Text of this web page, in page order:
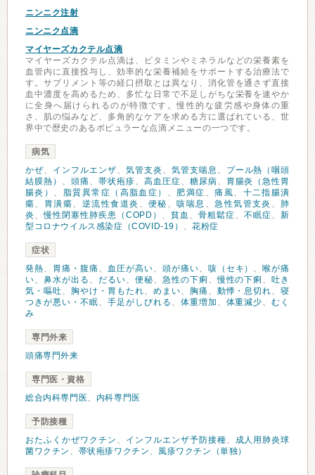
ニンニク注射
ニンニク点滴
マイヤーズカクテル点滴
マイヤーズカクテル点滴は、ビタミンやミネラルなどの栄養素を
血管内に直接投与し、効率的な栄養補給をサポートする治療法で
す。サプリメント等の経口摂取とは異なり、消化管を通さず直接
血中濃度を高めるため、多忙な日常で不足しがちな栄養を速やか
に全身へ届けられるのが特徴です。慢性的な疲労感や身体の重
さ、肌の悩みなど、多角的なケアを求める方に選ばれている、世
界中で歴史のあるポピュラーな点滴メニューの一つです。
病気
かぜ、 インフルエンザ、 気管支炎 、 気管支喘息 、
プール熱（咽頭
結膜熱） 、 頭痛 、 帯状疱疹、 高血圧症、 糖尿病、
胃腸炎（急性胃
腸炎） 、 脂質異常症（高脂血症） 、 肥満症 、痛風、 十二指腸潰
瘍、 胃潰瘍、 逆流性食道炎 、 便秘 、咳喘息 、急性気管支炎 、 肺
炎 、慢性閉塞性肺疾患（COPD） 、貧血 、骨粗鬆症、不眠症、新
型コロナウイルス感染症（COVID-19） 、花粉症
症状
発熱、 胃痛・腹痛 、 血圧が高い、 頭が痛い、 咳（セキ） 、喉が痛
い、 鼻水が出る 、 だるい、 便秘、 急性の下痢 、慢性の下痢 、吐き
気・嘔吐、 胸やけ・胃もたれ、 めまい、 胸痛 、 動悸・息切れ、寝
つきが悪い・不眠、 手足がしびれる 、 体重増加 、 体重減少、むく
み
専門外来
頭痛専門外来
専門医・資格
総合内科専門医、 内科専門医
予防接種
おたふくかぜワクチン 、 インフルエンザ予防接種、
成人用肺炎球
菌ワクチン 、 帯状疱疹ワクチン、 風疹ワクチン（単独）